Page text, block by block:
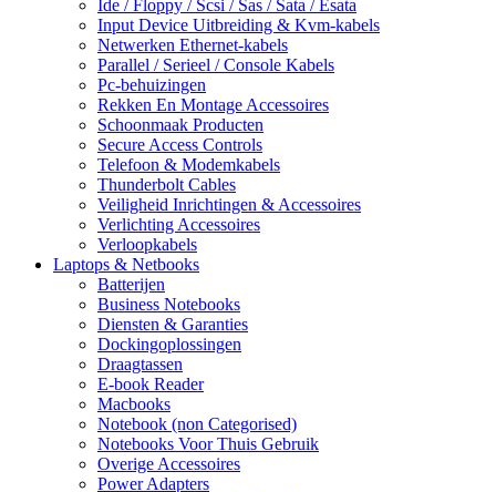
Ide / Floppy / Scsi / Sas / Sata / Esata
Input Device Uitbreiding & Kvm-kabels
Netwerken Ethernet-kabels
Parallel / Serieel / Console Kabels
Pc-behuizingen
Rekken En Montage Accessoires
Schoonmaak Producten
Secure Access Controls
Telefoon & Modemkabels
Thunderbolt Cables
Veiligheid Inrichtingen & Accessoires
Verlichting Accessoires
Verloopkabels
Laptops & Netbooks
Batterijen
Business Notebooks
Diensten & Garanties
Dockingoplossingen
Draagtassen
E-book Reader
Macbooks
Notebook (non Categorised)
Notebooks Voor Thuis Gebruik
Overige Accessoires
Power Adapters